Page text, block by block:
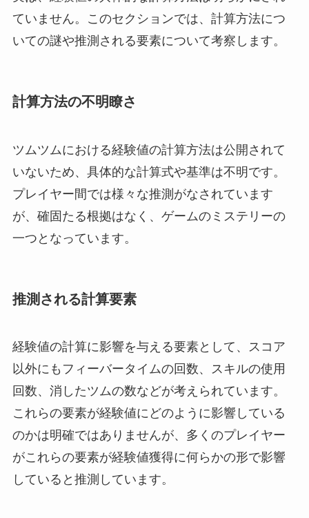
ていません。このセクションでは、計算方法につ
いての謎や推測される要素について考察します。
計算方法の不明瞭さ
ツムツムにおける経験値の計算方法は公開されて
いないため、具体的な計算式や基準は不明です。
プレイヤー間では様々な推測がなされています
が、確固たる根拠はなく、ゲームのミステリーの
一つとなっています。
推測される計算要素
経験値の計算に影響を与える要素として、スコア
以外にもフィーバータイムの回数、スキルの使用
回数、消したツムの数などが考えられています。
これらの要素が経験値にどのように影響している
のかは明確ではありませんが、多くのプレイヤー
がこれらの要素が経験値獲得に何らかの形で影響
していると推測しています。